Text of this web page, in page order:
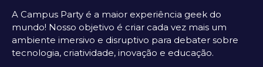
A Campus Party é a maior experiência geek do
mundo! Nosso objetivo é criar cada vez mais um
ambiente imersivo e disruptivo para debater sobre
tecnologia, criatividade, inovação e educação.